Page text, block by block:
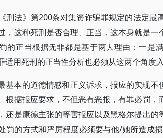
刑法》第200条对集资诈骗罪规定的法定
，这种死刑是否合理、正当，这本身就是
的正当根据无非都是基于两大理由：一是
适用死刑的正当性分析也必须从这两个角度入
基本的道德情感和正义诉求，报应的实现
根据报应要求，不但恶有恶报，有罪必罚
还是康德主张的等害报应以及黑格尔提出的
罚的方式和严厉程度必须要与他/她所造成